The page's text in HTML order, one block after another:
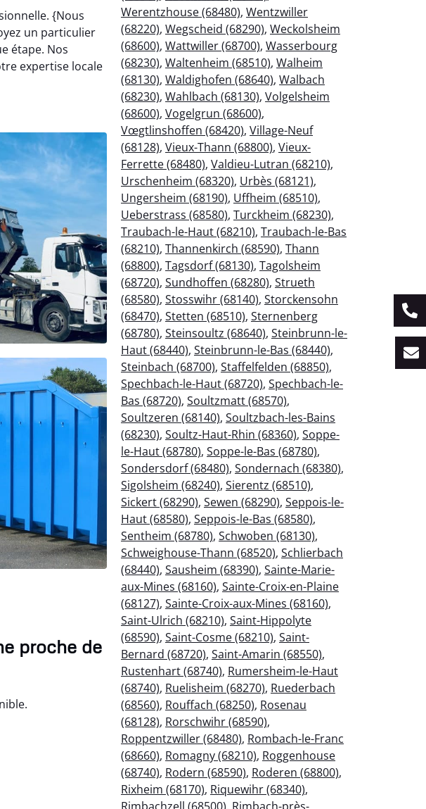
{Nous
un particulier
étape. Nos
expertise locale
proche de
Werentzhouse (68480), Wentzwiller
(68220), Wegscheid (68290), Weckolsheim
(68600), Wattwiller (68700), Wasserbourg
(68230), Waltenheim (68510), Walheim
(68130), Waldighofen (68640), Walbach
(68230), Wahlbach (68130), Volgelsheim
(68600), Vogelgrun (68600),
Vœgtlinshoffen (68420), Village-Neuf
(68128), Vieux-Thann (68800), Vieux-
Ferrette (68480), Valdieu-Lutran (68210),
Urschenheim (68320), Urbès (68121),
Ungersheim (68190), Uffheim (68510),
Ueberstrass (68580), Turckheim (68230),
Traubach-le-Haut (68210), Traubach-le-Bas
(68210), Thannenkirch (68590), Thann
(68800), Tagsdorf (68130), Tagolsheim
(68720), Sundhoffen (68280), Strueth
(68580), Stosswihr (68140), Storckensohn
(68470), Stetten (68510), Sternenberg
(68780), Steinsoultz (68640), Steinbrunn-le-
Haut (68440), Steinbrunn-le-Bas (68440),
Steinbach (68700), Staffelfelden (68850),
Spechbach-le-Haut (68720), Spechbach-le-
Bas (68720), Soultzmatt (68570),
Soultzeren (68140), Soultzbach-les-Bains
(68230), Soultz-Haut-Rhin (68360), Soppe-
le-Haut (68780), Soppe-le-Bas (68780),
Sondersdorf (68480), Sondernach (68380),
Sigolsheim (68240), Sierentz (68510),
Sickert (68290), Sewen (68290), Seppois-le-
Haut (68580), Seppois-le-Bas (68580),
Sentheim (68780), Schwoben (68130),
Schweighouse-Thann (68520), Schlierbach
(68440), Sausheim (68390), Sainte-Marie-
aux-Mines (68160), Sainte-Croix-en-Plaine
(68127), Sainte-Croix-aux-Mines (68160),
Saint-Ulrich (68210), Saint-Hippolyte
(68590), Saint-Cosme (68210), Saint-
Bernard (68720), Saint-Amarin (68550),
Rustenhart (68740), Rumersheim-le-Haut
(68740), Ruelisheim (68270), Ruederbach
(68560), Rouffach (68250), Rosenau
(68128), Rorschwihr (68590),
Roppentzwiller (68480), Rombach-le-Franc
(68660), Romagny (68210), Roggenhouse
(68740), Rodern (68590), Roderen (68800),
Rixheim (68170), Riquewihr (68340),